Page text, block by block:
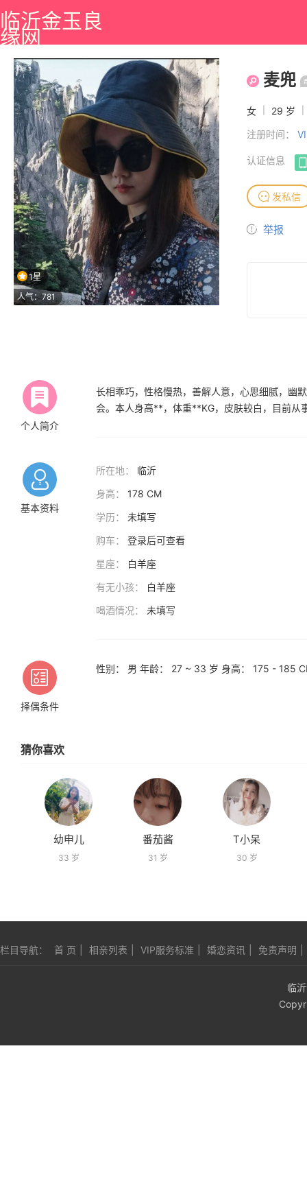
临沂金玉良
缘网
1星
人气：781
麦兜
女 29 岁
注册时间：
认证信息
发私信
举报
个人简介
长相乖巧，性格慢热，善解人意，心思细腻，幽
会。本人身高**，体重**KG，皮肤较白，目前从
基本资料
所在地：
临沂
身高：
178 CM
学历：
未填写
购车：
登录后可查看
星座：
白羊座
有无小孩：
白羊座
喝酒情况：
未填写
择偶条件
性别： 男 年龄： 27 ~ 33 岁 身高： 175 - 185
猜你喜欢
幼申儿
33 岁
番茄酱
31 岁
T小呆
30 岁
栏目导航： 首 页 相亲列表 VIP服务标准 婚恋资讯 免责声明
临